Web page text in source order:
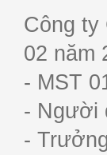
Công ty
02 năm
- MST
- Người
-